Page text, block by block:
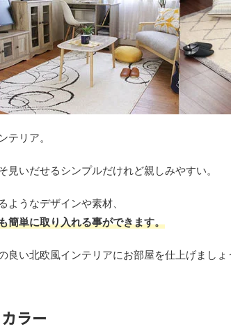
リア。
いだせるシンプルだけれど親しみやすい。
うなデザインや素材、
簡単に取り入れる事ができます。
良い北欧風インテリアにお部屋を仕上げましょ
ラー